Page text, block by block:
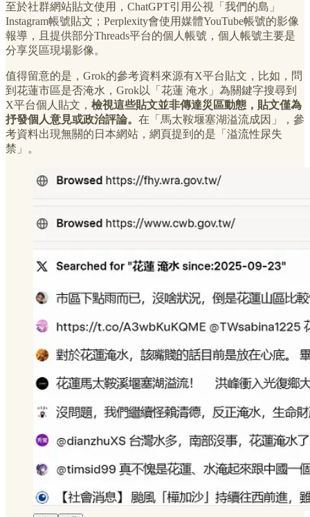
至於社群網站貼文使用，ChatGPT引用公視「我們的島」
Instagram帳號貼文；Perplexity會使用媒體YouTube帳號的影像
報導，且提供部分Threads平台的個人帳號，個人帳號主要是
分享災區現場影像。
值得留意的是，Grok的參考資料來源有X平台貼文，比如，問
到花蓮市區是否淹水，Grok以「花蓮 淹水」為關鍵字搜尋到
X平台個人貼文， 檢視這些貼文並非傳達災區動態，貼文僅為
抒發個人意見或政治評論。 在「馬太鞍堰塞湖溢流成因」，參
考資料出現無關的日本網站，網頁提到的是「溢流性尿失
禁」。